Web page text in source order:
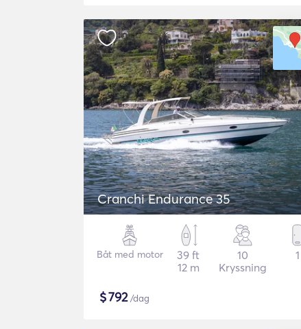
Cranchi Endurance 35
Båt med motor
39 ft
12 m
10
Kryssning
1
$792/dag